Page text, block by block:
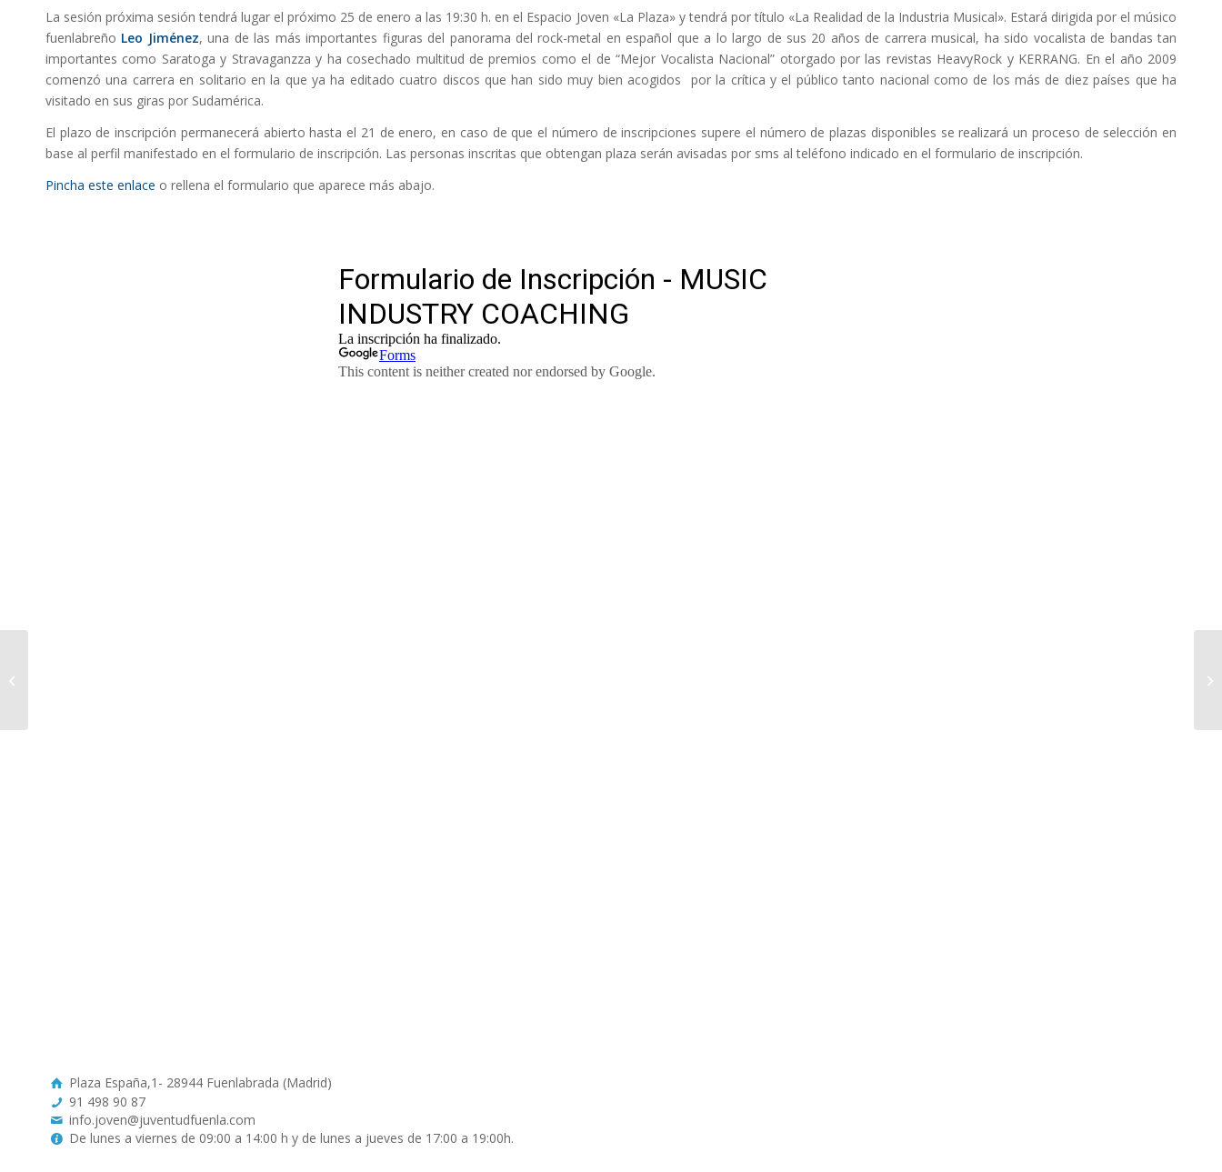
La sesión próxima sesión tendrá lugar el próximo 25 de enero a las 19:30 h. en el Espacio Joven «La Plaza» y tendrá por título «La Realidad de la Industria Musical». Estará dirigida por el músico
fuenlabreño Leo Jiménez, una de las más importantes figuras del panorama del rock-metal en español que a lo largo de sus 20 años de carrera musical, ha sido vocalista de bandas tan
importantes como Saratoga y Stravaganzza y ha cosechado multitud de premios como el de “Mejor Vocalista Nacional” otorgado por las revistas HeavyRock y KERRANG. En el año 2009
comenzó una carrera en solitario en la que ya ha editado cuatro discos que han sido muy bien acogidos por la crítica y el público tanto nacional como de los más de diez países que ha
visitado en sus giras por Sudamérica.
El plazo de inscripción permanecerá abierto hasta el 21 de enero, en caso de que el número de inscripciones supere el número de plazas disponibles se realizará un proceso de selección en
base al perfil manifestado en el formulario de inscripción. Las personas inscritas que obtengan plaza serán avisadas por sms al teléfono indicado en el formulario de inscripción.
Pincha este enlace o rellena el formulario que aparece más abajo.
Plaza España,1- 28944 Fuenlabrada (Madrid)
91 498 90 87
info.joven@juventudfuenla.com
De lunes a viernes de 09:00 a 14:00 h y de lunes a jueves de 17:00 a 19:00h.